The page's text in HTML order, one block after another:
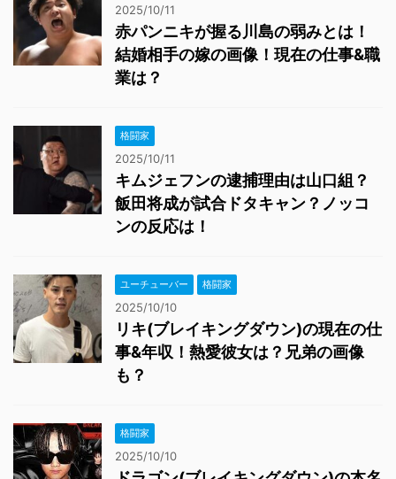
2025/10/11
赤パンニキが握る川島の弱みとは！
結婚相手の嫁の画像！現在の仕事&職
業は？
格闘家
2025/10/11
キムジェフンの逮捕理由は山口組？
飯田将成が試合ドタキャン？ノッコ
ンの反応は！
ユーチューバー 格闘家
2025/10/10
リキ(ブレイキングダウン)の現在の仕
事&年収！熱愛彼女は？兄弟の画像
も？
格闘家
2025/10/10